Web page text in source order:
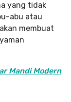
yang tidak
abu atau
membuat
Mandi Modern